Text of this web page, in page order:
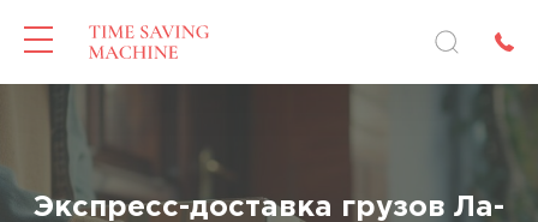
Экспресс-доставка грузов Ла-